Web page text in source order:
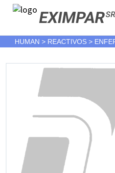
EXIMPAR
HUMAN > REACTIVOS >